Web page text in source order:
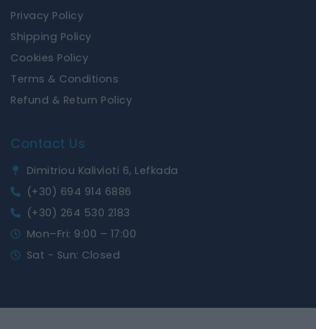
Privacy Policy
Shipping Policy
Cookies Policy
Terms & Conditions
Refund & Return Policy
Contact Us
Dimitriou Kalivioti 6, Lefkada
(+30) 694 914 6886
(+30) 264 530 2183
Mon–Fri: 9:00 – 17:00
Sat - Sun: Closed